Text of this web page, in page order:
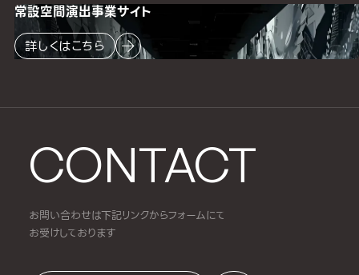
CONTACT
お問い合わせは下記リンクからフォームにて
お受けしております
常設空間演出事業サイト
詳しくはこちら